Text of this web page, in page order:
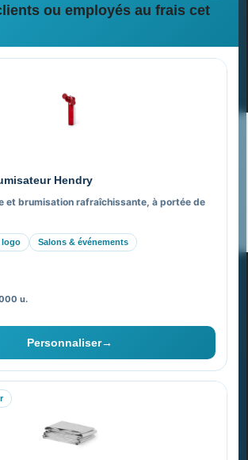
ou employés au frais cet
Hendry
et brumisation rafraîchissante, à portée de
logo Salons & événements
u.
Personnaliser→
Newsletter
nouvelles et nos offres spéciales
& accompagnement global
Goodies Pub France
à 100% pour moi ?
Michelis
goodies.com